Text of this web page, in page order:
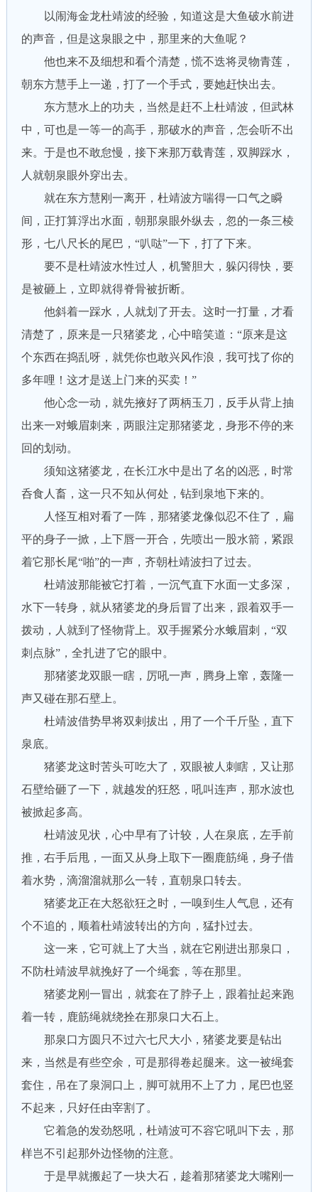
以闹海金龙杜靖波的经验，知道这是大鱼破水前进
的声音，但是这泉眼之中，那里来的大鱼呢？
他也来不及细想和看个清楚，慌不迭将灵物青莲，
朝东方慧手上一递，打了一个手式，要她赶快出去。
东方慧水上的功夫，当然是赶不上杜靖波，但武林
中，可也是一等一的高手，那破水的声音，怎会听不出
来。于是也不敢怠慢，接下来那万载青莲，双脚踩水，
人就朝泉眼外穿出去。
就在东方慧刚一离开，杜靖波方喘得一口气之瞬
间，正打算浮出水面，朝那泉眼外纵去，忽的一条三棱
形，七八尺长的尾巴，“叭哒”一下，打了下来。
要不是杜靖波水性过人，机警胆大，躲闪得快，要
是被砸上，立即就得脊骨被折断。
他斜着一踩水，人就划了开去。这时一打量，才看
清楚了，原来是一只猪婆龙，心中暗笑道：“原来是这
个东西在捣乱呀，就凭你也敢兴风作浪，我可找了你的
多年哩！这才是送上门来的买卖！”
他心念一动，就先掖好了两柄玉刀，反手从背上抽
出来一对蛾眉刺来，两眼注定那猪婆龙，身形不停的来
回的划动。
须知这猪婆龙，在长江水中是出了名的凶恶，时常
呑食人畜，这一只不知从何处，钻到泉地下来的。
人怪互相对看了一阵，那猪婆龙像似忍不住了，扁
平的身子一掀，上下唇一开合，先喷出一股水箭，紧跟
着它那长尾“啪”的一声，齐朝杜靖波扫了过去。
杜靖波那能被它打着，一沉气直下水面一丈多深，
水下一转身，就从猪婆龙的身后冒了出来，跟着双手一
拨动，人就到了怪物背上。双手握紧分水蛾眉刺，“双
刺点脉”，全扎进了它的眼中。
那猪婆龙双眼一瞎，厉吼一声，腾身上窜，轰隆一
声又碰在那石壁上。
杜靖波借势早将双剌拔出，用了一个千斤坠，直下
泉底。
猪婆龙这时苦头可吃大了，双眼被人刺瞎，又让那
石壁给砸了一下，就越发的狂怒，吼叫连声，那水波也
被掀起多高。
杜靖波见状，心中早有了计较，人在泉底，左手前
推，右手后甩，一面又从身上取下一圈鹿筋绳，身子借
着水势，滴溜溜就那么一转，直朝泉口转去。
猪婆龙正在大怒欲狂之时，一嗅到生人气息，还有
个不追的，顺着杜靖波转出的方向，猛扑过去。
这一来，它可就上了大当，就在它刚进出那泉口，
不防杜靖波早就挽好了一个绳套，等在那里。
猪婆龙刚一冒出，就套在了脖子上，跟着扯起来跑
着一转，鹿筋绳就绕拴在那泉口大石上。
那泉口方圆只不过六七尺大小，猪婆龙要是钻出
来，当然是有些空余，可是那得卷起腿来。这一被绳套
套住，吊在了泉洞口上，脚可就用不上了力，尾巴也竖
不起来，只好任由宰割了。
它着急的发劲怒吼，杜靖波可不容它吼叫下去，那
样岂不引起那外边怪物的注意。
于是早就搬起了一块大石，趁着那猪婆龙大嘴刚一